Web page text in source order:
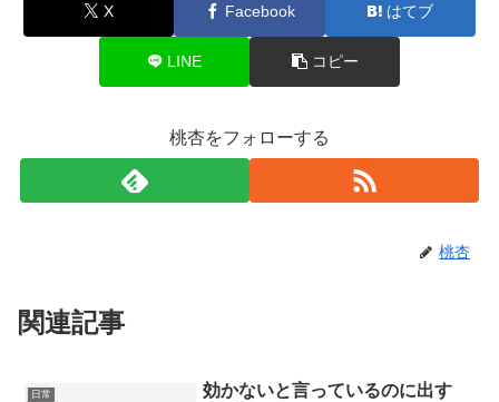
X Facebook はてブ
LINE コピー
桃杏をフォローする
桃杏
関連記事
日常
効かないと言っているのに出す